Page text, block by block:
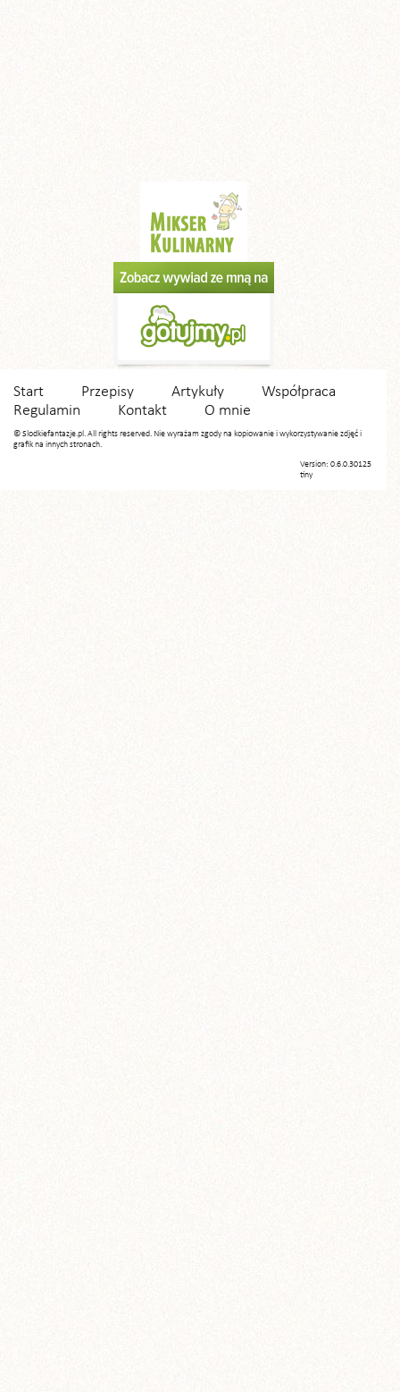
Start Przepisy Artykuły
Współpraca
Regulamin
Kontakt O mnie
© Slodkiefantazje.pl. All rights reserved. Nie wyrażam zgody na kopiowanie i wykorzystywanie zdjęć i
grafik na innych stronach.
Version: 0.6.0.30125
tiny